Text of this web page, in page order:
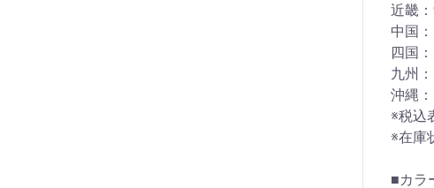
近畿
中国
四国
九州
沖縄
※税込
※在庫
■カラ